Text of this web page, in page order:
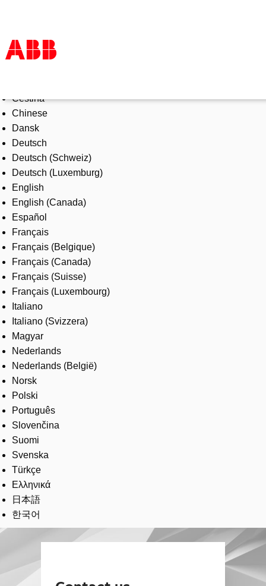
Products & Solutions
Industries
Services
About us
Where to buy
Contact us
Careers
Čeština
Chinese
Dansk
Deutsch
Deutsch (Schweiz)
Deutsch (Luxemburg)
English
English (Canada)
Español
Français
Français (Belgique)
Français (Canada)
Français (Suisse)
Français (Luxembourg)
Italiano
Italiano (Svizzera)
Magyar
Nederlands
Nederlands (België)
Norsk
Polski
Português
Slovenčina
Suomi
Svenska
Türkçe
Ελληνικά
日本語
한국어